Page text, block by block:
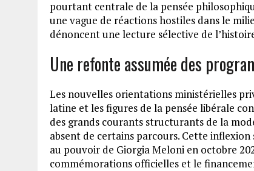
pourtant centrale de la pensée
une vague de réactions hostiles dans le
dénoncent une lecture sélective de
Une refonte assumée des
Les nouvelles orientations ministérielles
latine et les figures de la pensée libérale
des grands courants structurants de la
absent de certains parcours. Cette inflexion
au pouvoir de Giorgia Meloni en octobre
commémorations officielles et le